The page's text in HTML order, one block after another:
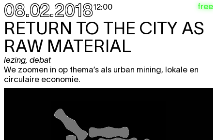
08.02.201812:00 free
RETURN TO THE CITY AS
RAW MATERIAL
lezing, debat
We zoomen in op thema’s als urban mining, lokale en
circulaire economie.